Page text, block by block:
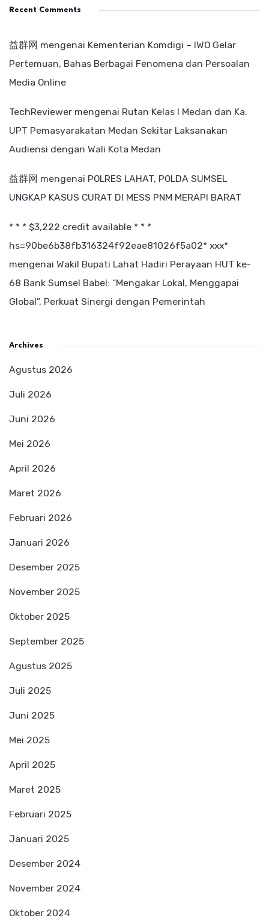
Recent Comments
益群网 mengenai Kementerian Komdigi – IWO Gelar
Pertemuan, Bahas Berbagai Fenomena dan Persoalan
Media Online
TechReviewer mengenai Rutan Kelas I Medan dan Ka.
UPT Pemasyarakatan Medan Sekitar Laksanakan
Audiensi dengan Wali Kota Medan
益群网 mengenai POLRES LAHAT, POLDA SUMSEL
UNGKAP KASUS CURAT DI MESS PNM MERAPI BARAT
* * * $3,222 credit available * * *
hs=90be6b38fb316324f92eae81026f5a02* ххх*
mengenai Wakil Bupati Lahat Hadiri Perayaan HUT ke-
68 Bank Sumsel Babel: “Mengakar Lokal, Menggapai
Global”, Perkuat Sinergi dengan Pemerintah
Archives
Agustus 2026
Juli 2026
Juni 2026
Mei 2026
April 2026
Maret 2026
Februari 2026
Januari 2026
Desember 2025
November 2025
Oktober 2025
September 2025
Agustus 2025
Juli 2025
Juni 2025
Mei 2025
April 2025
Maret 2025
Februari 2025
Januari 2025
Desember 2024
November 2024
Oktober 2024